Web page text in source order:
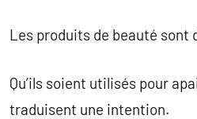
Les produits de beauté sont
Qu’ils soient utilisés pour
traduisent une intention.